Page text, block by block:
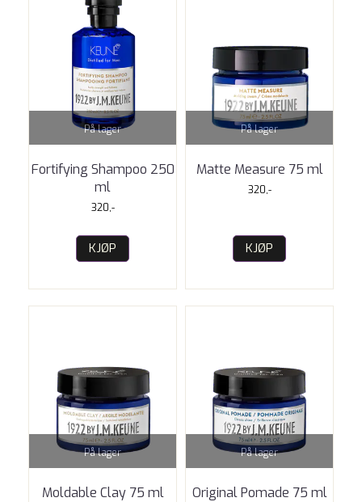
På lager
Fortifying Shampoo 250
ml
320,-
KJØP
På lager
Matte Measure 75 ml
320,-
KJØP
På lager
Moldable Clay 75 ml
På lager
Original Pomade 75 ml